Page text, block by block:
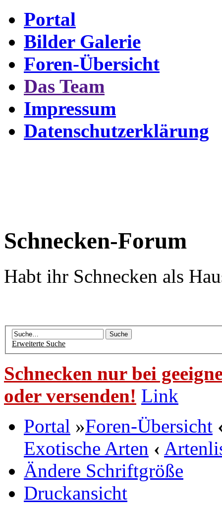
Portal
Bilder Galerie
Foren-Übersicht
Das Team
Impressum
Datenschutzerklärung
Schnecken-Forum
Habt ihr Schnecken als
Erweiterte Suche
Schnecken nur bei
oder versenden! Link
Portal »Foren-Übersicht
Exotische Arten ‹
Ändere Schriftgröße
Druckansicht